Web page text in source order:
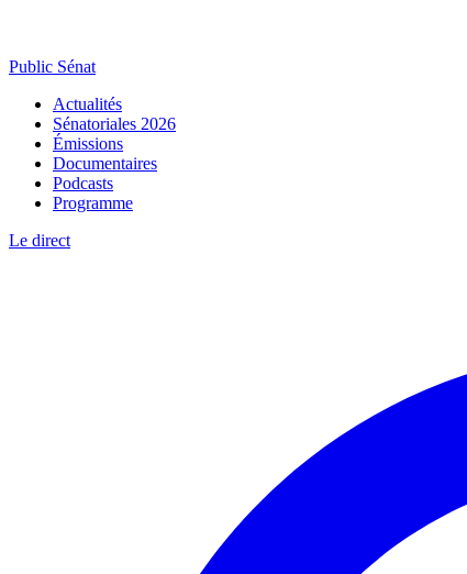
Public Sénat
Actualités
Sénatoriales 2026
Émissions
Documentaires
Podcasts
Programme
Le direct